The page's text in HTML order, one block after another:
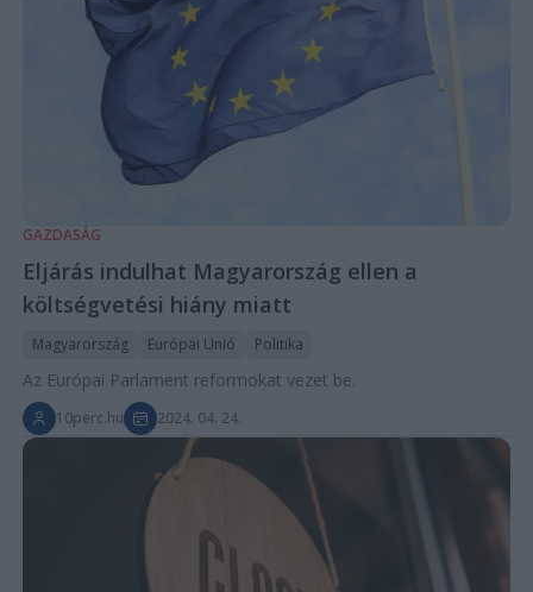
GAZDASÁG
Eljárás indulhat Magyarország ellen a
költségvetési hiány miatt
Magyarország Európai Unió Politika
Az Európai Parlament reformokat vezet be.
10perc.hu 2024. 04. 24.